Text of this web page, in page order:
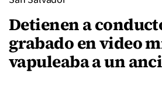
Detienen a
grabado en video
vapuleaba a un